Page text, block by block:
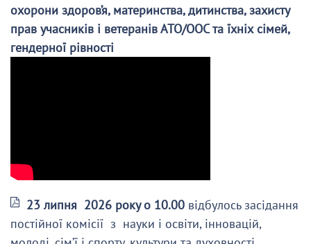
охорони здоров’я, материнства, дитинства, захисту
прав учасників і ветеранів АТО/ООС та їхніх сімей,
гендерної рівності
23 липня 2026 року о 10.00 відбулось засідання
постійної комісії з науки і освіти, інновацій,